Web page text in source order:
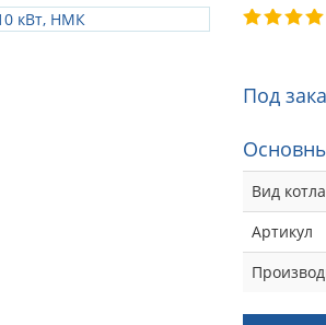
Под
Вид котла
Артикул